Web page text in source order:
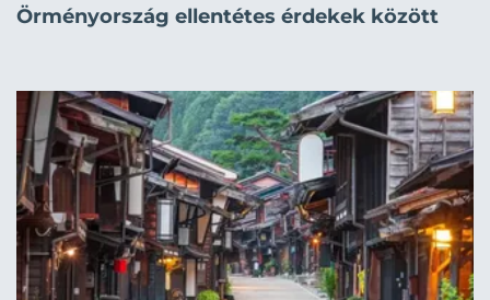
Örményország ellentétes érdekek között